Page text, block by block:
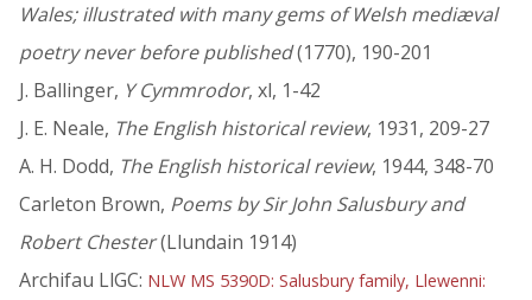
Wales; illustrated with many gems of Welsh mediæval
poetry never before published(1770), 190-201
J. Ballinger, Y Cymmrodor, xl, 1-42
J. E. Neale, The English historical review, 1931, 209-27
A. H. Dodd, The English historical review, 1944, 348-70
Carleton Brown, Poems by Sir John Salusbury and
Robert Chester(Llundain 1914)
Archifau LlGC: NLW MS 5390D: Salusbury family, Llewenni: